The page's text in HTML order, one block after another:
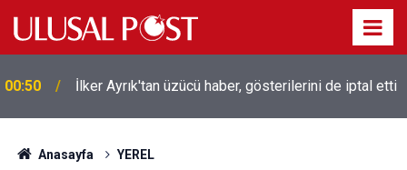
00:39
Liverpool efsanesi Mısırlı yıldız Mohamed Salah
Trabzonspor ile anlaştı! Yarın geliyor
Anasayfa YEREL